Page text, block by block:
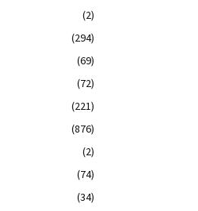
(2)
(294)
(69)
(72)
(221)
(876)
(2)
(74)
(34)